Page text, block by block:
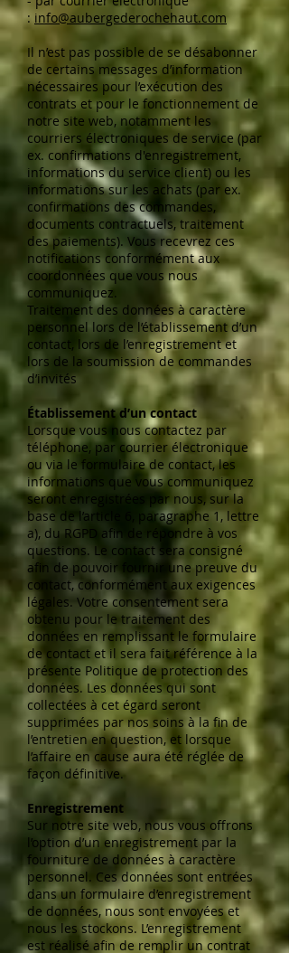
: info@aubergederochehaut.com
Il n’est pas possible de se désabonner
de certains messages d’information
nécessaires pour l’exécution des
contrats et pour le fonctionnement de
notre site web, notamment les
courriers électroniques de service (par
ex. confirmations d'enregistrement,
informations du service client) ou les
informations sur les achats (par ex.
confirmations des commandes,
documents contractuels, traitement
des paiements). Vous recevrez ces
notifications conformément aux
coordonnées que vous nous
communiquez.
Traitement des données à caractère
personnel lors de l’établissement d’un
contact, lors de l’enregistrement et
lors de la soumission de commandes
d’invités
Établissement d’un contact
Lorsque vous nous contactez par
téléphone, par courrier électronique
ou via le formulaire de contact, les
informations que vous communiquez
seront enregistrées par nous, sur la
base de l’article 6, paragraphe 1, lettre
a), du RGPD afin de répondre à vos
questions. Le contact sera consigné
afin de pouvoir fournir une preuve du
contact, conformément aux exigences
légales. Votre consentement sera
obtenu pour le traitement des
données en remplissant le formulaire
de contact et il sera fait référence à la
présente Politique de protection des
données. Les données qui sont
collectées à cet égard seront
supprimées par nos soins à la fin de
l’entretien en question, et lorsque
l’affaire en cause aura été réglée de
façon définitive.
Enregistrement
Sur notre site web, nous vous offrons
l’option d’un enregistrement par la
fourniture de données à caractère
personnel. Ces données sont entrées
dans un formulaire d’enregistrement
de données, nous sont envoyées et
nous les stockons. L’enregistrement
est réalisé afin de remplir un contrat